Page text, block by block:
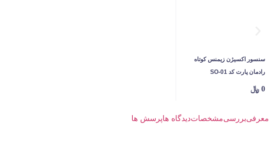
0 ﷼
سنسور اکسیژن زیمنس کوتاه
رادمان پارت کد SO-01
معرفیبررسیمشخصاتدیدگاه هاپرسش ها